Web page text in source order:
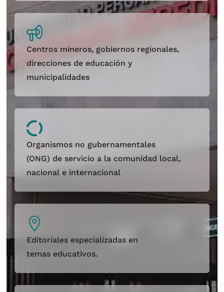
Centros mineros, gobiernos regionales,
direcciones de educación y
municipalidades
Organismos no gubernamentales
(ONG) de servicio a la comunidad local,
nacional e internacional
Editoriales especializadas en
temas educativos.